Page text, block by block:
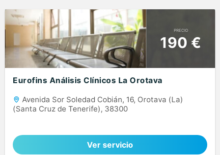
PRECIO
190 €
Eurofins Análisis Clínicos La Orotava
Avenida Sor Soledad Cobián, 16, Orotava (La)
(Santa Cruz de Tenerife), 38300
Ver servicio